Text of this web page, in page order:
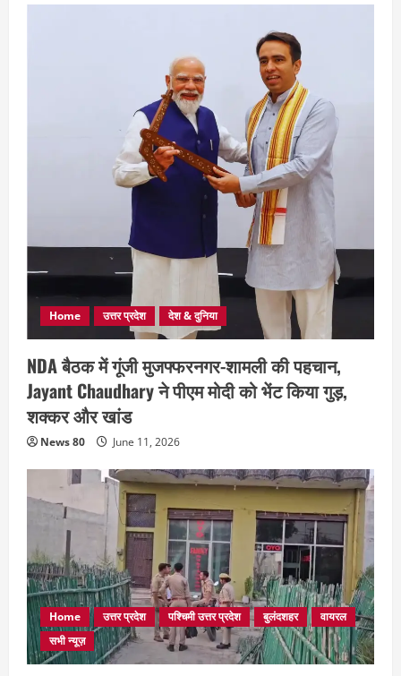
Home उत्तर प्रदेश देश & दुनिया
NDA बैठक में गूंजी मुजफ्फरनगर-शामली की पहचान,
Jayant Chaudhary ने पीएम मोदी को भेंट किया गुड़,
शक्कर और खांड
News 80 June 11, 2026
Home उत्तर प्रदेश पश्चिमी उत्तर प्रदेश बुलंदशहर
वायरल
सभी न्यूज़